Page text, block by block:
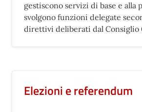
gestiscono servizi di base e alla
svolgono funzioni delegate
direttivi deliberati dal Consiglio
Elezioni e referendum